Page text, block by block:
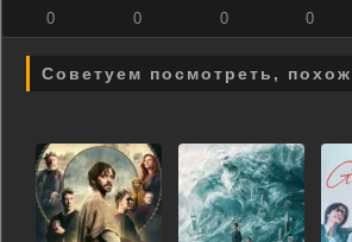
0 0 0 0
Советуем посмотреть,